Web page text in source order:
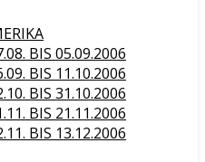
BIS 05.09.2006
BIS 11.10.2006
BIS 31.10.2006
BIS 21.11.2006
BIS 13.12.2006